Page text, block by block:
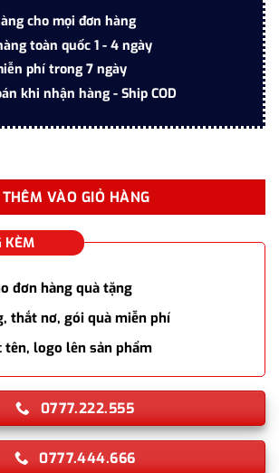
cho mọi đơn hàng
toàn quốc 1 - 4 ngày
phí trong 7 ngày
khi nhận hàng - Ship COD
cao cấp PK058 màu đen kèm 5 ống mực,
THÊM VÀO GIỎ HÀNG
KÈM
đơn hàng quà tặng
thắt nơ, gói quà miễn phí
tên, logo lên sản phẩm
0777.222.555
0777.444.666